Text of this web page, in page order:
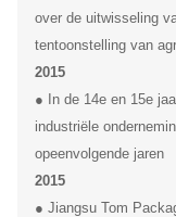
over de uitwisseling
tentoonstelling van
2015
● In de 14e en 15e
industriële
opeenvolgende jaren
2015
● Jiangsu Tom